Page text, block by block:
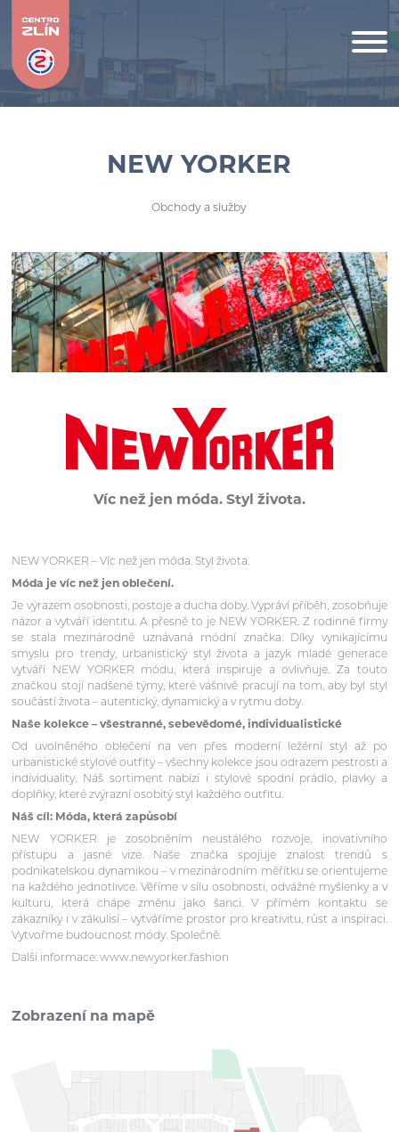
NEW YORKER
Obchody a služby
Víc než jen móda. Styl života.
NEW YORKER – Víc než jen móda. Styl života.
Móda je víc než jen oblečení.
Je výrazem osobnosti, postoje a ducha doby. Vypráví příběh, zosobňuje
názor a vytváří identitu. A přesně to je NEW YORKER. Z rodinné firmy
se stala mezinárodně uznávaná módní značka. Díky vynikajícímu
smyslu pro trendy, urbanistický styl života a jazyk mladé generace
vytváří NEW YORKER módu, která inspiruje a ovlivňuje. Za touto
značkou stojí nadšené týmy, které vášnivě pracují na tom, aby byl styl
součástí života – autentický, dynamický a v rytmu doby.
Naše kolekce – všestranné, sebevědomé, individualistické
Od uvolněného oblečení na ven přes moderní ležérní styl až po
urbanistické stylové outfity – všechny kolekce jsou odrazem pestrosti a
individuality. Náš sortiment nabízí i stylové spodní prádlo, plavky a
doplňky, které zvýrazní osobitý styl každého outfitu.
Náš cíl: Móda, která zapůsobí
NEW YORKER je zosobněním neustálého rozvoje, inovativního
přístupu a jasné vize. Naše značka spojuje znalost trendů s
podnikatelskou dynamikou – v mezinárodním měřítku se orientujeme
na každého jednotlivce. Věříme v sílu osobnosti, odvážné myšlenky a v
kulturu, která chápe změnu jako šanci. V přímém kontaktu se
zákazníky i v zákulisí – vytváříme prostor pro kreativitu, růst a inspiraci.
Vytvořme budoucnost módy. Společně.
Další informace: www.newyorker.fashion
Zobrazení na mapě